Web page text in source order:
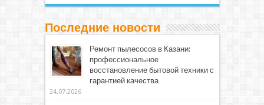
Последние новости
Ремонт пылесосов в Казани:
профессиональное
восстановление бытовой техники с
гарантией качества
24.07.2026